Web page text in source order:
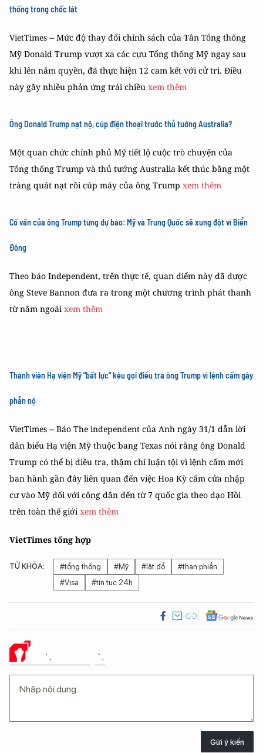
thống trong chốc lát
VietTimes -- Mức độ thay đổi chính sách của Tân Tổng thống
Mỹ Donald Trump vượt xa các cựu Tổng thống Mỹ ngay sau
khi lên nắm quyền, đã thực hiện 12 cam kết với cử tri. Điều
này gây nhiều phản ứng trái chiều xem thêm
Ông Donald Trump nạt nộ, cúp điện thoại trước thủ tướng Australia?
Một quan chức chính phủ Mỹ tiết lộ cuộc trò chuyện của
Tổng thống Trump và thủ tướng Australia kết thúc bằng một
tràng quát nạt rồi cúp máy của ông Trump xem thêm
Cố vấn của ông Trump từng dự báo: Mỹ và Trung Quốc sẽ xung đột vì Biển
Đông
Theo báo Independent, trên thực tế, quan điểm này đã được
ông Steve Bannon đưa ra trong một chương trình phát thanh
từ năm ngoáixem thêm
Thành viên Hạ viện Mỹ "bất lực" kêu gọi điều tra ông Trump vì lệnh cấm gây
phẫn nộ
VietTimes -- Báo The independent của Anh ngày 31/1 dẫn lời
dân biểu Hạ viện Mỹ thuộc bang Texas nói rằng ông Donald
Trump có thể bị điều tra, thậm chí luận tội vì lệnh cấm mới
ban hành gần đây liên quan đến việc Hoa Kỳ cấm cửa nhập
cư vào Mỹ đối với công dân đến từ 7 quốc gia theo đạo Hồi
trên toàn thế giớixem thêm
VietTimes tổng hợp
TỪ KHÓA: #tổng thống #Mỹ #lật đổ
#than phiền
#Visa
#tin tuc 24h
Ý KIẾN CỦA BẠN
Gửi ý kiến